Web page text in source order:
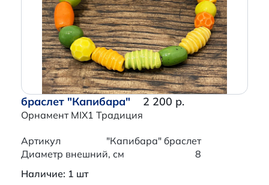
браслет "Капибара"
Орнамент MIX1 Традиция
2 200 р.
Артикул
"Капибара" браслет
Диаметр внешний, см
8
Наличие: 1 шт